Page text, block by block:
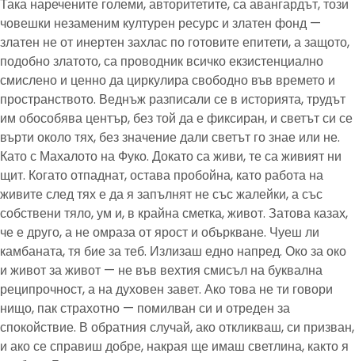
Така наречените големи, авторитетите, са авангардът, този
човешки незаменим културен ресурс и златен фонд —
златен не от инертен захлас по готовите епитети, а защото,
подобно златото, са проводник всичко екзистенциално
смислено и ценно да циркулира свободно във времето и
пространството. Веднъж разписали се в историята, трудът
им обособява център, без той да е фиксиран, и светът си се
върти около тях, без значение дали светът го знае или не.
Като с Махалото на Фуко. Докато са живи, те са живият ни
щит. Когато отпаднат, остава пробойна, като работа на
живите след тях е да я запълнят не със жалейки, а със
собствени тяло, ум и, в крайна сметка, живот. Затова казах,
че е друго, а не омраза от ярост и объркване. Чуеш ли
камбаната, тя бие за теб. Излизаш едно напред. Око за око
и живот за живот — не във вехтия смисъл на буквална
реципрочност, а на духовен завет. Ако това не ти говори
нищо, пак страхотно — помилван си и отреден за
спокойствие. В обратния случай, ако откликваш, си призван,
и ако се справиш добре, накрая ще имаш светлина, както я